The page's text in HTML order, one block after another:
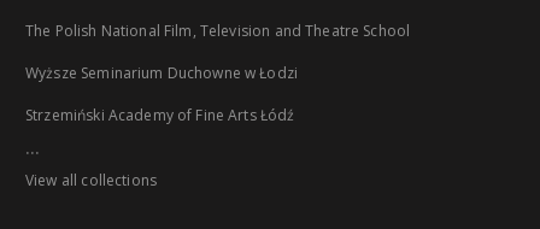
The Polish National Film, Television and Theatre School
Wyższe Seminarium Duchowne w Łodzi
Strzemiński Academy of Fine Arts Łódź
...
View all collections